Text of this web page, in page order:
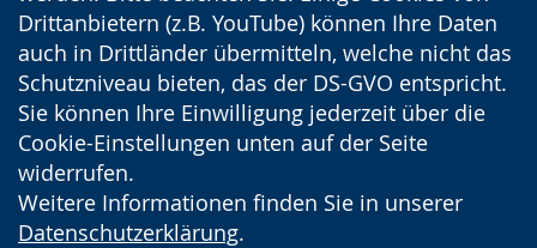
Drittanbietern (z.B. YouTube) können Ihre Daten
auch in Drittländer übermitteln, welche nicht das
Schutzniveau bieten, das der DS-GVO entspricht.
Sie können Ihre Einwilligung jederzeit über die
Cookie-Einstellungen unten auf der Seite
widerrufen.
Weitere Informationen finden Sie in unserer
Datenschutzerklärung.